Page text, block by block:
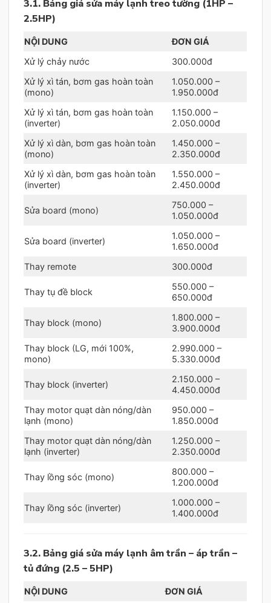
3.1. Bảng giá sửa máy lạnh treo tường (1HP –
2.5HP)
NỘI DUNG
ĐƠN GIÁ
Xử lý chảy nước
300.000đ
Xử lý xì tán, bơm gas hoàn toàn
(mono)
1.050.000 –
1.950.000đ
Xử lý xì tán, bơm gas hoàn toàn
(inverter)
1.150.000 –
2.050.000đ
Xử lý xì dàn, bơm gas hoàn toàn
(mono)
1.450.000 –
2.350.000đ
Xử lý xì dàn, bơm gas hoàn toàn
(inverter)
1.550.000 –
2.450.000đ
Sửa board (mono)
750.000 –
1.050.000đ
Sửa board (inverter)
1.050.000 –
1.650.000đ
Thay remote
300.000đ
Thay tụ đề block
550.000 –
650.000đ
Thay block (mono)
1.800.000 –
3.900.000đ
Thay block (LG, mới 100%,
mono)
2.990.000 –
5.330.000đ
Thay block (inverter)
2.150.000 –
4.450.000đ
Thay motor quạt dàn nóng/dàn
lạnh (mono)
950.000 –
1.850.000đ
Thay motor quạt dàn nóng/dàn
lạnh (inverter)
1.250.000 –
2.350.000đ
Thay lồng sóc (mono)
800.000 –
1.200.000đ
Thay lồng sóc (inverter)
1.000.000 –
1.400.000đ
3.2. Bảng giá sửa máy lạnh âm trần – áp trần –
tủ đứng (2.5 – 5HP)
NỘI DUNG ĐƠN GIÁ